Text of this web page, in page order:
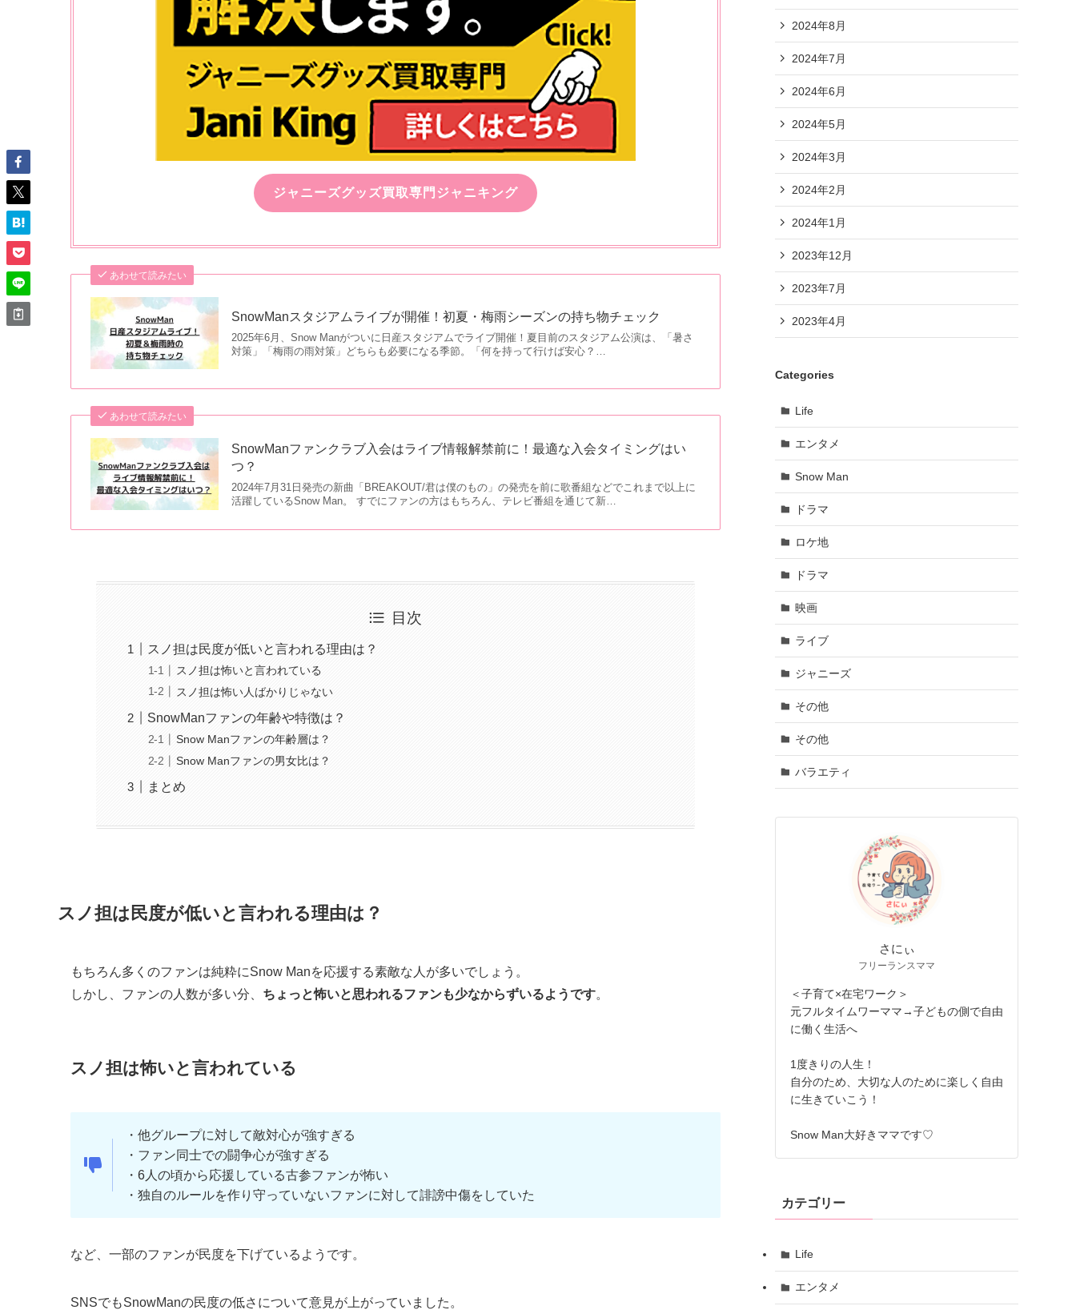
ジャニーズグッズ買取専門ジャニキング
あわせて読みたい
SnowManスタジアムライブが開催！初夏・梅雨シーズンの持ち物チェック
2025年6月、Snow Manがついに日産スタジアムでライブ開催！夏目前のスタジアム公演は、「暑さ
対策」「梅雨の雨対策」どちらも必要になる季節。「何を持って行けば安心？…
あわせて読みたい
SnowManファンクラブ入会はライブ情報解禁前に！最適な入会タイミングはい
つ？
2024年7月31日発売の新曲「BREAKOUT/君は僕のもの」の発売を前に歌番組などでこれまで以上に
活躍しているSnow Man。 すでにファンの方はもちろん、テレビ番組を通じて新…
目次
スノ担は民度が低いと言われる理由は？
スノ担は怖いと言われている
スノ担は怖い人ばかりじゃない
SnowManファンの年齢や特徴は？
Snow Manファンの年齢層は？
Snow Manファンの男女比は？
まとめ
スノ担は民度が低いと言われる理由は？
もちろん多くのファンは純粋にSnow Manを応援する素敵な人が多いでしょう。
しかし、ファンの人数が多い分、 ちょっと怖いと思われるファンも少なからずいるようです。
スノ担は怖いと言われている
・他グループに対して敵対心が強すぎる
・ファン同士での闘争心が強すぎる
・6人の頃から応援している古参ファンが怖い
・独自のルールを作り守っていないファンに対して誹謗中傷をしていた
など、一部のファンが民度を下げているようです。
SNSでもSnowManの民度の低さについて意見が上がっていました。
2024年8月
2024年7月
2024年6月
2024年5月
2024年3月
2024年2月
2024年1月
2023年12月
2023年7月
2023年4月
Categories
Life
エンタメ
Snow Man
ドラマ
ロケ地
ドラマ
映画
ライブ
ジャニーズ
その他
その他
バラエティ
さにぃ
フリーランスママ
＜子育て×在宅ワーク＞
元フルタイムワーママ→子どもの側で自由
に働く生活へ
1度きりの人生！
自分のため、大切な人のために楽しく自由
に生きていこう！
Snow Man大好きママです♡
カテゴリー
Life
エンタメ